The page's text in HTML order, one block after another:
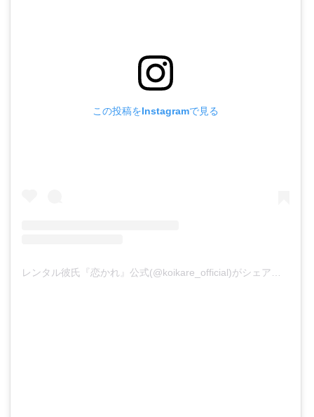
この投稿をInstagramで見る
レンタル彼氏『恋かれ』公式(@koikare_official)がシェアした投稿